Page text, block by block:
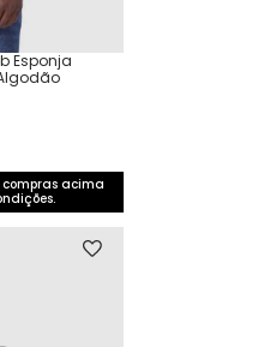
Esponja
compras acima